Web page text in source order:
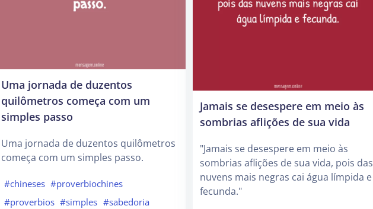
Uma jornada de duzentos
quilômetros começa com um
simples passo
Uma jornada de duzentos quilômetros
começa com um simples passo.
#chineses #proverbiochines
#proverbios #simples #sabedoria
Jamais se desespere em meio às
sombrias aflições de sua vida
"Jamais se desespere em meio às
sombrias aflições de sua vida, pois das
nuvens mais negras cai água límpida e
fecunda."